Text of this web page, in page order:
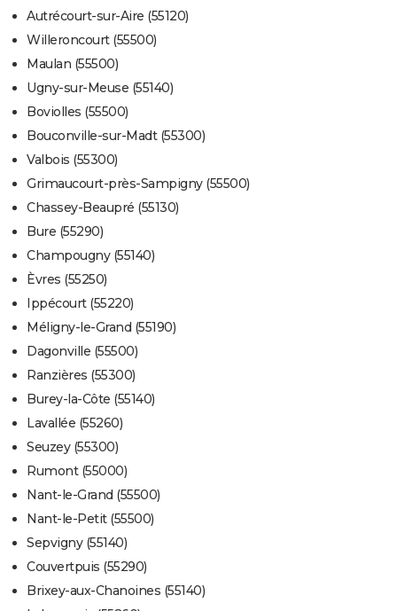
Autrécourt-sur-Aire (55120)
Willeroncourt (55500)
Maulan (55500)
Ugny-sur-Meuse (55140)
Boviolles (55500)
Bouconville-sur-Madt (55300)
Valbois (55300)
Grimaucourt-près-Sampigny (55500)
Chassey-Beaupré (55130)
Bure (55290)
Champougny (55140)
Èvres (55250)
Ippécourt (55220)
Méligny-le-Grand (55190)
Dagonville (55500)
Ranzières (55300)
Burey-la-Côte (55140)
Lavallée (55260)
Seuzey (55300)
Rumont (55000)
Nant-le-Grand (55500)
Nant-le-Petit (55500)
Sepvigny (55140)
Couvertpuis (55290)
Brixey-aux-Chanoines (55140)